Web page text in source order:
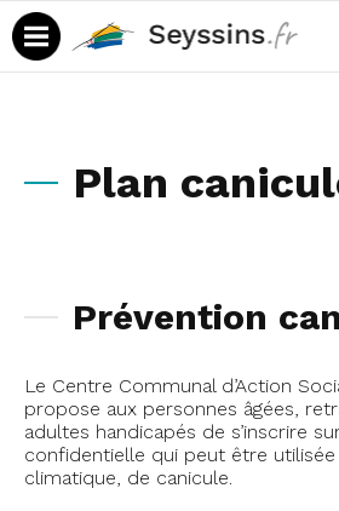
Plan
Prévention
Le Centre Communal d’Action
propose aux personnes âgées,
adultes handicapés de s’inscrire
confidentielle qui peut être utilisée
climatique, de canicule.